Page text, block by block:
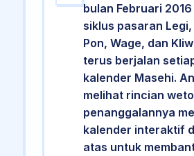
bulan Februari
siklus pasaran Legi,
Pon, Wage, dan
terus berjalan
kalender Masehi.
melihat rincian
penanggalannya
kalender interaktif
atas untuk